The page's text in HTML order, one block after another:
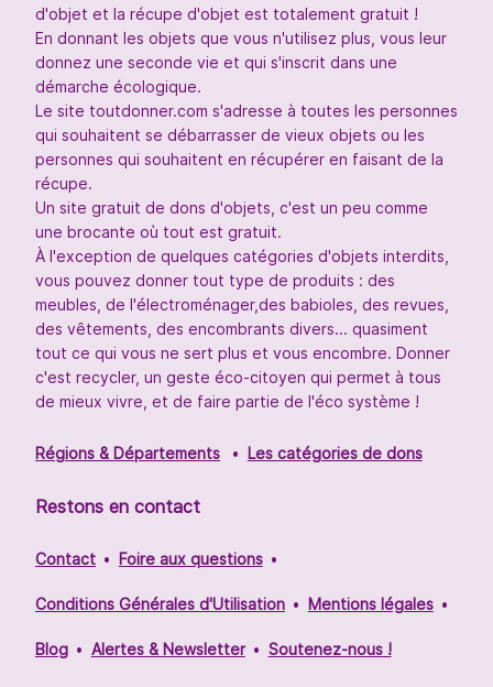
d'objet et la récupe d'objet est totalement gratuit !
En donnant les objets que vous n'utilisez plus, vous leur
donnez une seconde vie et qui s'inscrit dans une
démarche écologique.
Le site toutdonner.com s'adresse à toutes les personnes
qui souhaitent se débarrasser de vieux objets ou les
personnes qui souhaitent en récupérer en faisant de la
récupe.
Un site gratuit de dons d'objets, c'est un peu comme
une brocante où tout est gratuit.
À l'exception de quelques catégories d'objets interdits,
vous pouvez donner tout type de produits : des
meubles, de l'électroménager,des babioles, des revues,
des vêtements, des encombrants divers... quasiment
tout ce qui vous ne sert plus et vous encombre. Donner
c'est recycler, un geste éco-citoyen qui permet à tous
de mieux vivre, et de faire partie de l'éco système !
Régions & Départements Les catégories de dons
Restons en contact
Contact Foire aux questions
Conditions Générales d'Utilisation Mentions légales
Blog Alertes & Newsletter Soutenez-nous !